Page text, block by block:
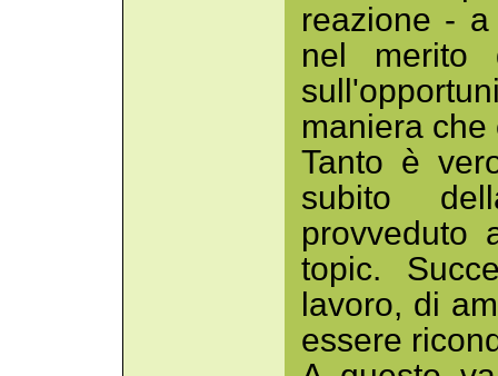
reazione -
nel merito
maniera
Tanto è
subito
provveduto
topic.
lavoro, di
essere